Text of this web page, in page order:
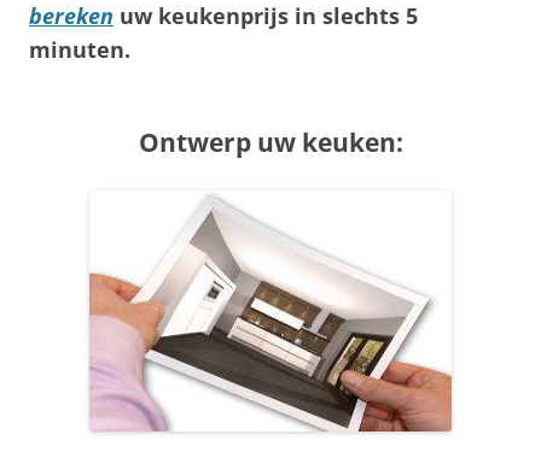
bereken uw keukenprijs in slechts 5
minuten.
Ontwerp uw keuken: